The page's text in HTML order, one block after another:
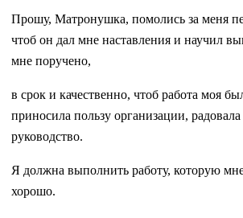
Прошу, Матронушка, помолись за меня
чтоб он дал мне наставления и научил
мне поручено,
в срок и качественно, чтоб работа моя
приносила пользу организации,
руководство.
Я должна выполнить работу, которую
хорошо.